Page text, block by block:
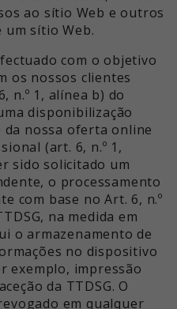
ao sítio Web e outros
um sítio Web.
com o objetivo
os nossos clientes
n.º 1, alínea b) do
disponibilização
nossa oferta online
(art. 6, n.º 1,
sido solicitado um
o processamento
com base no Art. 6, n.º
na medida em
o armazenamento de
no dispositivo
exemplo, impressão
da TTDSG. O
em qualquer